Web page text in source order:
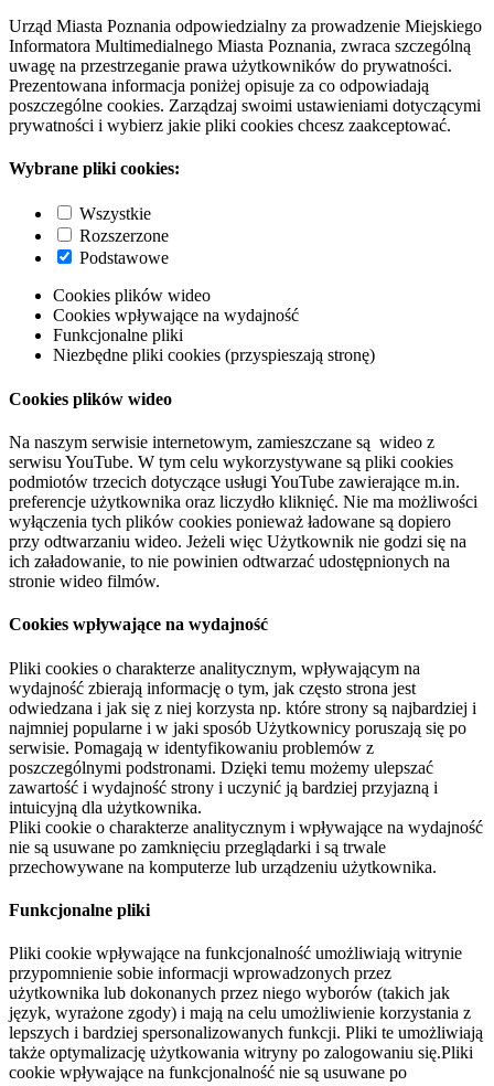
Urząd Miasta Poznania odpowiedzialny za prowadzenie Miejskiego
Informatora Multimedialnego Miasta Poznania, zwraca szczególną
uwagę na przestrzeganie prawa użytkowników do prywatności.
Prezentowana informacja poniżej opisuje za co odpowiadają
poszczególne cookies. Zarządzaj swoimi ustawieniami dotyczącymi
prywatności i wybierz jakie pliki cookies chcesz zaakceptować.
Wybrane pliki cookies:
Wszystkie
Rozszerzone
Podstawowe
Cookies plików wideo
Cookies wpływające na wydajność
Funkcjonalne pliki
Niezbędne pliki cookies (przyspieszają stronę)
Cookies plików wideo
Na naszym serwisie internetowym, zamieszczane są wideo z
serwisu YouTube. W tym celu wykorzystywane są pliki cookies
podmiotów trzecich dotyczące usługi YouTube zawierające m.in.
preferencje użytkownika oraz liczydło kliknięć. Nie ma możliwości
wyłączenia tych plików cookies ponieważ ładowane są dopiero
przy odtwarzaniu wideo. Jeżeli więc Użytkownik nie godzi się na
ich załadowanie, to nie powinien odtwarzać udostępnionych na
stronie wideo filmów.
Cookies wpływające na wydajność
Pliki cookies o charakterze analitycznym, wpływającym na
wydajność zbierają informację o tym, jak często strona jest
odwiedzana i jak się z niej korzysta np. które strony są najbardziej i
najmniej popularne i w jaki sposób Użytkownicy poruszają się po
serwisie. Pomagają w identyfikowaniu problemów z
poszczególnymi podstronami. Dzięki temu możemy ulepszać
zawartość i wydajność strony i uczynić ją bardziej przyjazną i
intuicyjną dla użytkownika.
Pliki cookie o charakterze analitycznym i wpływające na wydajność
nie są usuwane po zamknięciu przeglądarki i są trwale
przechowywane na komputerze lub urządzeniu użytkownika.
Funkcjonalne pliki
Pliki cookie wpływające na funkcjonalność umożliwiają witrynie
przypomnienie sobie informacji wprowadzonych przez
użytkownika lub dokonanych przez niego wyborów (takich jak
język, wyrażone zgody) i mają na celu umożliwienie korzystania z
lepszych i bardziej spersonalizowanych funkcji. Pliki te umożliwiają
także optymalizację użytkowania witryny po zalogowaniu się.Pliki
cookie wpływające na funkcjonalność nie są usuwane po